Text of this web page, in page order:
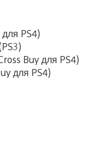
PS4)
Buy для PS4)
для PS4)